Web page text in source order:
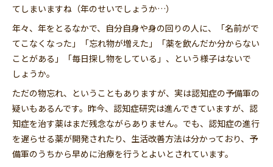
てしまいますね（年のせいでしょうか…）
年々、年をとるなかで、自分自身や身の回りの人に、「名前がで
てこなくなった」「忘れ物が増えた」「薬を飲んだか分からない
ことがある」「毎日探し物をしている」、という様子はないで
しょうか。
ただの物忘れ、ということもありますが、実は認知症の予備軍の
疑いもあるんです。昨今、認知症研究は進んできていますが、認
知症を治す薬はまだ残念ながらありません。でも、認知症の進行
を遅らせる薬が開発されたり、生活改善方法は分かっており、予
備軍のうちから早めに治療を行うとよいとされています。